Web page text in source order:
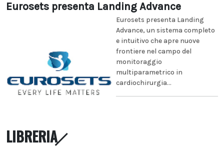
Eurosets presenta Landing Advance
Eurosets presenta Landing
Advance, un sistema completo
e intuitivo che apre nuove
frontiere nel campo del
monitoraggio
multiparametrico in
cardiochirurgia...
LIBRERIA